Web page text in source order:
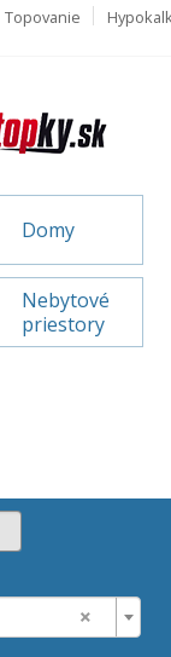
Topovanie
Domy
Nebytové
priestory
×